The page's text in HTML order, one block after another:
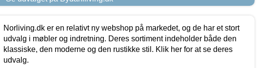
Norliving.dk er en relativt ny webshop på markedet, og de har et stort
udvalg i møbler og indretning. Deres sortiment indeholder både den
klassiske, den moderne og den rustikke stil. Klik her for at se deres
udvalg.